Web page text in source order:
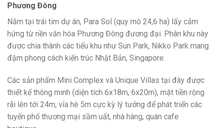
Phương Đông
Nằm tại trái tim dự án, Para Sol (quy mô 24,6 ha) lấy cảm
hứng từ nền văn hóa Phương Đông đương đại. Phân khu này
được chia thành các tiểu khu như Sun Park, Nikko Park mang
đậm phong cách kiến trúc Nhật Bản, Singapore.
Các sản phẩm Mini Complex và Unique Villas tại đây được
thiết kế thông minh (diện tích 6x18m, 6x20m), mặt tiền rộng
rãi lên tới 24m, vỉa hè 5m cực kỳ lý tưởng để phát triển các
tuyến phố thương mại sầm uất, nhà hàng, quán cafe